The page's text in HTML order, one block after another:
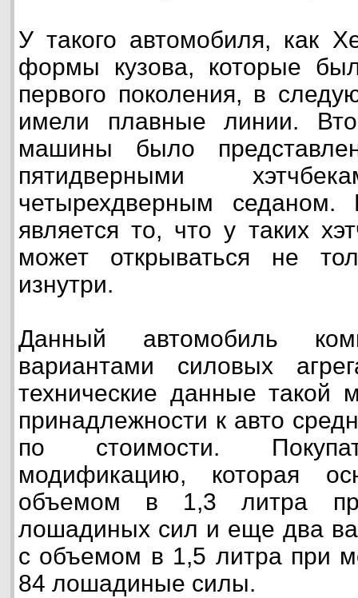
У такого автомобиля, как
формы кузова, которые
первого поколения, в
имели плавные линии.
машины было
пятидверными
четырехдверным
является то, что у таких
может открываться не
изнутри.
Данный автомобиль
вариантами силовых
технические данные такой
принадлежности к авто
по стоимости.
модификацию, которая
объемом в 1,3 литра
лошадиных сил и еще два
с объемом в 1,5 литра при
84 лошадиные силы.